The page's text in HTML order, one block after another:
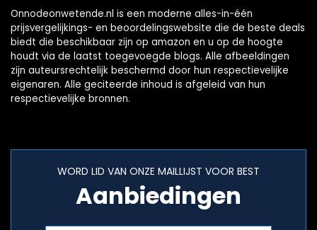
gamingdraaistoel
grijs
Onnodeonwetende.nl is een moderne alles-in-één
prijsvergelijkings- en beoordelingswebsite die de beste deals
biedt die beschikbaar zijn op amazon en u op de hoogte
houdt via de laatst toegevoegde blogs. Alle afbeeldingen
zijn auteursrechtelijk beschermd door hun respectievelijke
eigenaren. Alle geciteerde inhoud is afgeleid van hun
respectievelijke bronnen.
WORD LID VAN ONZE MAILLIJST VOOR BEST
Aanbiedingen